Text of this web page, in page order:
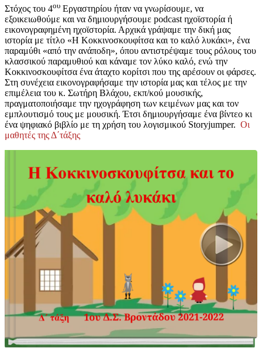
Στόχος του 4ου Εργαστηρίου ήταν να γνωρίσουμε, να
εξοικειωθούμε και να δημιουργήσουμε podcast ηχοϊστορία ή
εικονογραφημένη ηχοϊστορία. Αρχικά γράψαμε την δική μας
ιστορία με τίτλο «Η Κοκκινοσκουφίτσα και το καλό λυκάκι», ένα
παραμύθι «από την ανάποδη», όπου αντιστρέψαμε τους ρόλους του
κλασσικού παραμυθιού και κάναμε τον λύκο καλό, ενώ την
Κοκκινοσκουφίτσα ένα άταχτο κορίτσι που της αρέσουν οι φάρσες.
Στη συνέχεια εικονογραφήσαμε την ιστορία μας και τέλος με την
επιμέλεια του κ. Σωτήρη Βλάχου, εκπ/κού μουσικής,
πραγματοποιήσαμε την ηχογράφηση των κειμένων μας και τον
εμπλουτισμό τους με μουσική. Έτσι δημιουργήσαμε ένα βίντεο κι
ένα ψηφιακό βιβλίο με τη χρήση του λογισμικού Storyjumper. Οι
μαθητές της Δ΄τάξης